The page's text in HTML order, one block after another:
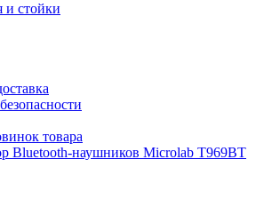
и стойки
товара
Bluetooth-наушников Microlab T969BT